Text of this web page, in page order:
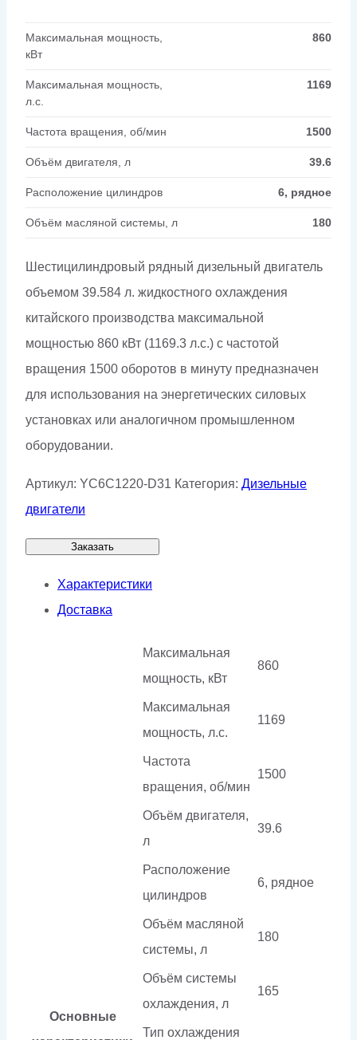
Максимальная мощность,
кВт
860
Максимальная мощность,
л.с.
1169
Частота вращения, об/мин 1500
Объём двигателя, л 39.6
Расположение цилиндров 6, рядное
Объём масляной системы, л 180
Шестицилиндровый рядный дизельный двигатель
объемом 39.584 л. жидкостного охлаждения
китайского производства максимальной
мощностью 860 кВт (1169.3 л.с.) с частотой
вращения 1500 оборотов в минуту предназначен
для использования на энергетических силовых
установках или аналогичном промышленном
оборудовании.
Артикул: YC6C1220-D31 Категория: Дизельные
двигатели
Заказать
Характеристики
Доставка
Основные
Максимальная
мощность, кВт
860
Максимальная
мощность, л.с.
1169
Частота
вращения, об/мин
1500
Объём двигателя,
л
39.6
Расположение
цилиндров
6, рядное
Объём масляной
системы, л
180
Объём системы
охлаждения, л
165
Тип охлаждения